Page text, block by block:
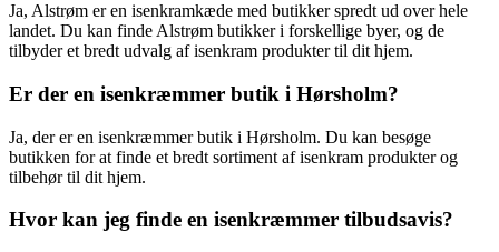
Ja, Alstrøm er en isenkramkæde med butikker spredt ud over hele
landet. Du kan finde Alstrøm butikker i forskellige byer, og de
tilbyder et bredt udvalg af isenkram produkter til dit hjem.
Er der en isenkræmmer butik i Hørsholm?
Ja, der er en isenkræmmer butik i Hørsholm. Du kan besøge
butikken for at finde et bredt sortiment af isenkram produkter og
tilbehør til dit hjem.
Hvor kan jeg finde en isenkræmmer tilbudsavis?